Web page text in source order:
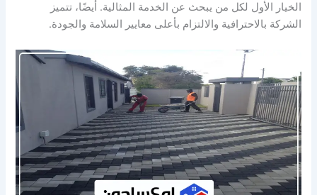
الخيار الأول لكل من يبحث عن الخدمة المثالية. أيضًا، تتميز
الشركة بالاحترافية والالتزام بأعلى معايير السلامة والجودة.